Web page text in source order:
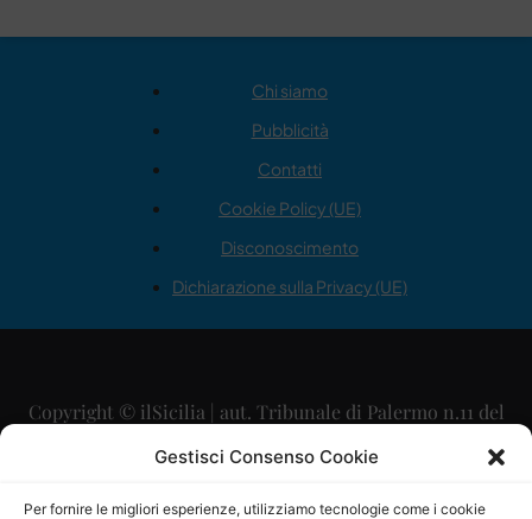
Gestisci Consenso Cookie
Per fornire le migliori esperienze, utilizziamo tecnologie come i cookie
Chi siamo
Pubblicità
Contatti
Cookie Policy (UE)
Disconoscimento
Dichiarazione sulla Privacy (UE)
Copyright © ilSicilia | aut. Tribunale di Palermo n.11 del
29/09/2015